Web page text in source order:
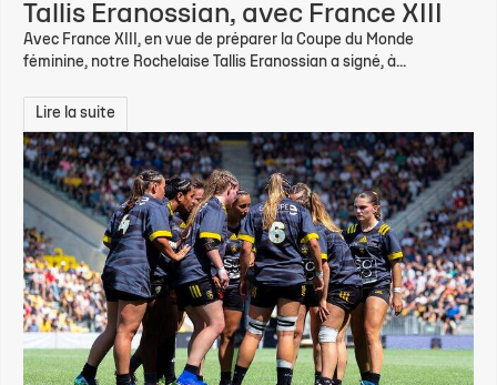
Tallis Eranossian, avec France XIII
Avec France XIII, en vue de préparer la Coupe du Monde
féminine, notre Rochelaise Tallis Eranossian a signé, à...
Lire la suite